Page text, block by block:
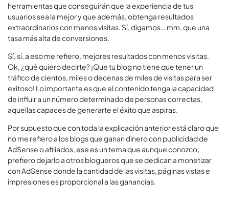
herramientas que conseguirán que la experiencia de tus
usuarios sea la mejor y que además, obtenga resultados
extraordinarios con menos visitas. Sí, digamos… mm, que una
tasa más alta de conversiones.
Sí, sí, a eso me refiero, mejores resultados con menos visitas.
Ok, ¿qué quiero decirte? ¡Que tu blog no tiene que tener un
tráfico de cientos, miles o decenas de miles de visitas para ser
exitoso! Lo importante es que el contenido tenga la capacidad
de influir a un número determinado de personas correctas,
aquellas capaces de generarte el éxito que aspiras.
Por supuesto que con toda la explicación anterior está claro que
no me refiero a los blogs que ganan dinero con publicidad de
AdSense o afiliados, ese es un tema que aunque conozco,
prefiero dejarlo a otros blogueros que se dedican a monetizar
con AdSense donde la cantidad de las visitas, páginas vistas e
impresiones es proporcional a las ganancias.